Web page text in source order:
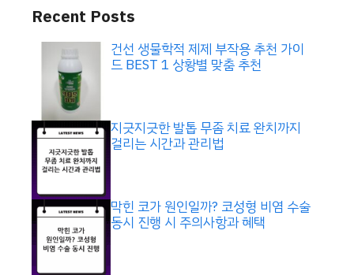
Recent Posts
건선 생물학적 제제 부작용 추천 가이
드 BEST 1 상황별 맞춤 추천
지긋지긋한 발톱 무좀 치료 완치까지
걸리는 시간과 관리법
막힌 코가 원인일까? 코성형 비염 수술
동시 진행 시 주의사항과 혜택